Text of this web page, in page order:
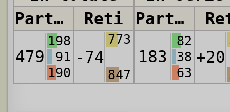
Partite
Reti Partite
479
198
91
190
-74
773
847
183
82
38
63
+20